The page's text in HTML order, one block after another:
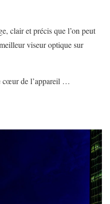
clair et précis que l’on peut
viseur optique sur
cœur de l’appareil …